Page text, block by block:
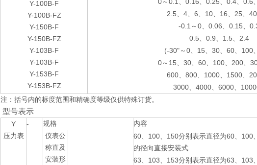
Y-100B-F
Y-100B-FZ
Y-150B-F
Y-150B-FZ
Y-103B-F
Y-103B-F
Y-153B-F
Y-153B-FZ
0～ 0.1、 0.16、 0.25、 0.4、 0.6、
2.5、 4、 6、 10、 16、 25、 40
-0.1 ～ 0、 0.06、 0.15、
0.5、 0.9、 1.5、 2.4
(-30" ～ 0、 15、 30、 60、 100、
0～ 15、 30、 60、 100、 200、
600、 800、 1000、 1500、
3000、 4000、 6000、
注：括号内的标度范围和精确度等级仅供特殊订货。
型号表示
Y - 规格
内容
压力表
仪表公
称直及
安装形
60、 100、 150分别表示直径为60、 100、
的径向直接安装式
63、 103、 153分别表示直径为63、 103、